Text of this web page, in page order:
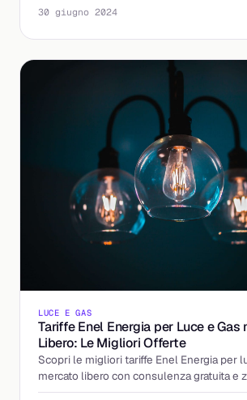
30 giugno 2024
LUCE E GAS
Tariffe Enel Energia per Luce e Gas
Libero: Le Migliori Offerte
Scopri le migliori tariffe Enel Energia per
mercato libero con consulenza gratuita e
grazie a Billding.it.